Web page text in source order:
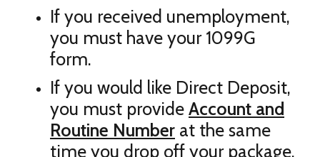
If you received unemployment,
you must have your 1099G
form.
If you would like Direct Deposit,
you must provide Account and
Routine Number at the same
time you drop off your package.